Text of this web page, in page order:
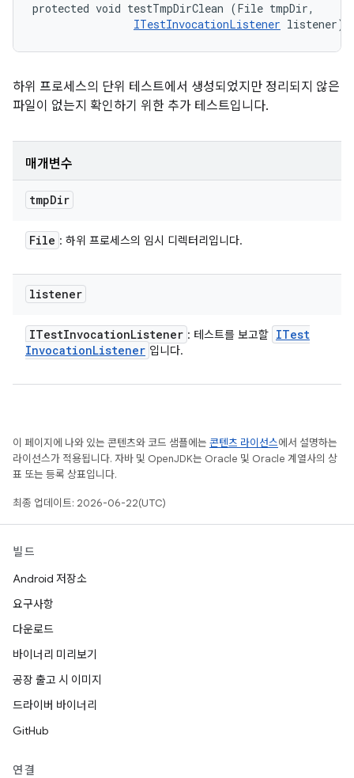
protected void testTmpDirClean (File tmpDir,
ITestInvocationListener listener)
하위 프로세스의 단위 테스트에서 생성되었지만 정리되지 않은
파일이 없는지 확인하기 위한 추가 테스트입니다.
매개변수
tmpDir
File : 하위 프로세스의 임시 디렉터리입니다.
listener
ITestInvocationListener : 테스트를 보고할 ITest
InvocationListener 입니다.
이 페이지에 나와 있는 콘텐츠와 코드 샘플에는 콘텐츠 라이선스에서 설명하는
라이선스가 적용됩니다. 자바 및 OpenJDK는 Oracle 및 Oracle 계열사의 상
표 또는 등록 상표입니다.
최종 업데이트: 2026-06-22(UTC)
빌드
Android 저장소
요구사항
다운로드
바이너리 미리보기
공장 출고 시 이미지
드라이버 바이너리
GitHub
연결